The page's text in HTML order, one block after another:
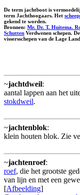
De term jachtboot is
term Jachthoogaars. Het
gekend te worden.
Bronnen: Mr. Dr. T. Huitema.
Schutten Verdwenen schepen.
vissersschepen van de Lage
~jachtdweil:
aantal lappen aan het
stokdweil.
~jachtenblok:
klein houten blok. Zie
~jachtenroef:
roef, die het grootste
van lijn en met een
[Afbeelding]